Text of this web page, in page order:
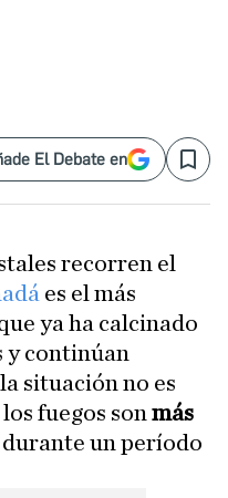
El Debate en Save
recorren el
es el más
ya ha calcinado
y continúan
situación no es
fuegos son más
un período